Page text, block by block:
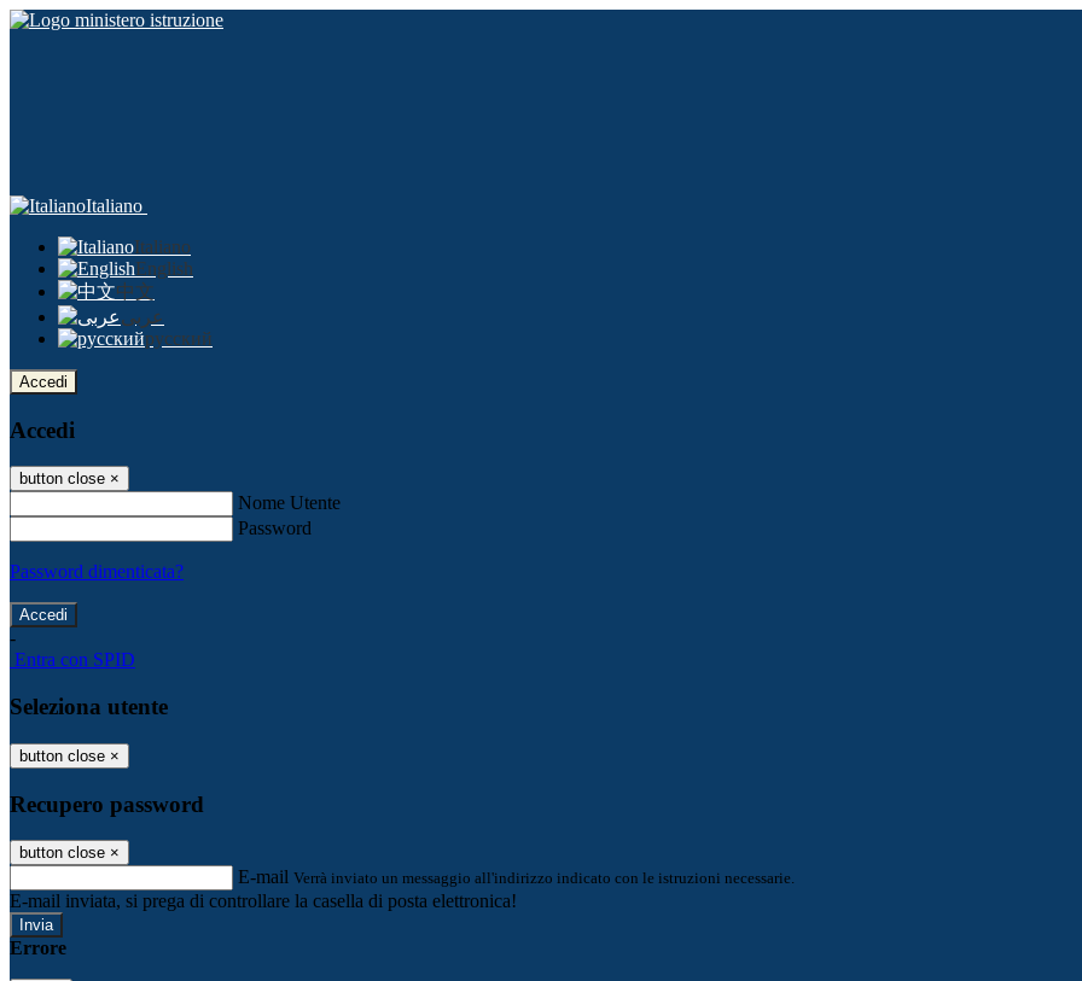
Italiano
Italiano
English
中文
عربى
русский
Accedi
Accedi
button close ×
Nome Utente
Password
Password dimenticata?
-
Entra con SPID
Seleziona utente
button close ×
Recupero password
button close ×
E-mail Verrà inviato un messaggio all'indirizzo indicato con le istruzioni necessarie.
E-mail inviata, si prega di controllare la casella di posta elettronica!
Errore